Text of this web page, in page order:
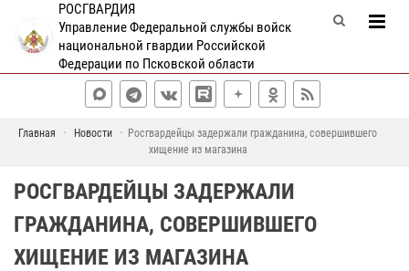
РОСГВАРДИЯ
Управление Федеральной службы войск
национальной гвардии Российской
Федерации по Псковской области
Главная Новости
Росгвардейцы задержали гражданина, совершившего
хищение из магазина
РОСГВАРДЕЙЦЫ ЗАДЕРЖАЛИ
ГРАЖДАНИНА, СОВЕРШИВШЕГО
ХИЩЕНИЕ ИЗ МАГАЗИНА